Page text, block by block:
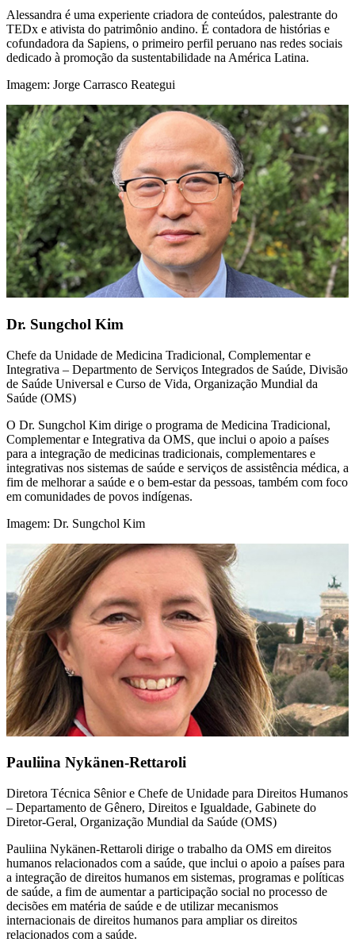
Alessandra é uma experiente criadora de conteúdos, palestrante do
TEDx e ativista do patrimônio andino. É contadora de histórias e
cofundadora da Sapiens, o primeiro perfil peruano nas redes sociais
dedicado à promoção da sustentabilidade na América Latina.
Imagem: Jorge Carrasco Reategui
Dr. Sungchol Kim
Chefe da Unidade de Medicina Tradicional, Complementar e
Integrativa – Departmento de Serviços Integrados de Saúde, Divisão
de Saúde Universal e Curso de Vida, Organização Mundial da
Saúde (OMS)
O Dr. Sungchol Kim dirige o programa de Medicina Tradicional,
Complementar e Integrativa da OMS, que inclui o apoio a países
para a integração de medicinas tradicionais, complementares e
integrativas nos sistemas de saúde e serviços de assistência médica, a
fim de melhorar a saúde e o bem-estar da pessoas, também com foco
em comunidades de povos indígenas.
Imagem: Dr. Sungchol Kim
Pauliina Nykänen-Rettaroli
Diretora Técnica Sênior e Chefe de Unidade para Direitos Humanos
– Departamento de Gênero, Direitos e Igualdade, Gabinete do
Diretor-Geral, Organização Mundial da Saúde (OMS)
Pauliina Nykänen-Rettaroli dirige o trabalho da OMS em direitos
humanos relacionados com a saúde, que inclui o apoio a países para
a integração de direitos humanos em sistemas, programas e políticas
de saúde, a fim de aumentar a participação social no processo de
decisões em matéria de saúde e de utilizar mecanismos
internacionais de direitos humanos para ampliar os direitos
relacionados com a saúde.